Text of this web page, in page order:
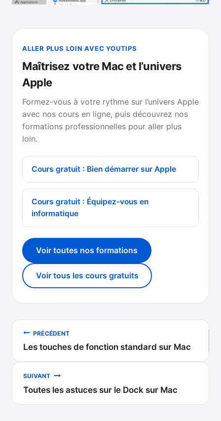
ALLER PLUS LOIN AVEC YOUTIPS
Maîtrisez votre Mac et l’univers
Apple
Formez-vous à votre rythme sur l’univers Apple
avec nos cours en ligne, puis découvrez nos
formations professionnelles pour aller plus
loin.
Cours gratuit : Bien démarrer sur Apple
Cours gratuit : Équipez-vous en
informatique
Voir toutes nos formations
Voir tous les cours gratuits
Navigation
de
l’article
PRÉCÉDENT
Les touches de fonction standard sur Mac
SUIVANT
Toutes les astuces sur le Dock sur Mac